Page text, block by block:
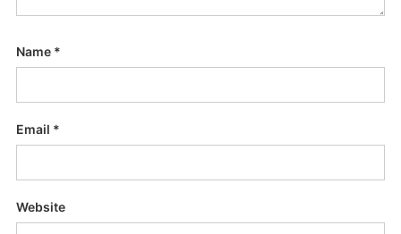
Name *
Email *
Website